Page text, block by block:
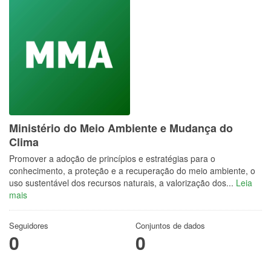
Ministério do Meio Ambiente e Mudança do
Clima
Promover a adoção de princípios e estratégias para o
conhecimento, a proteção e a recuperação do meio ambiente, o
uso sustentável dos recursos naturais, a valorização dos... Leia
mais
Seguidores
0
Conjuntos de dados
0